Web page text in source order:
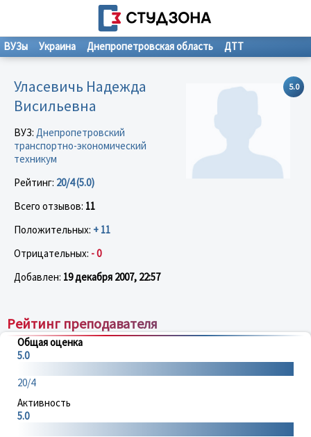
ВУЗы Украина Днепропетровская область ДТТ
5.0
Уласевичь Надежда
Висильевна
ВУЗ: Днепропетровский
транспортно-экономический
техникум
Рейтинг: 20/4 (5.0)
Всего отзывов: 11
Положительных: + 11
Отрицательных: - 0
Добавлен: 19 декабря 2007, 22:57
Рейтинг преподавателя
Общая оценка
5.0
20/4
Активность
5.0